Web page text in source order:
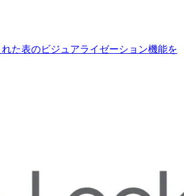
れた表のビジュアライゼーション機能を